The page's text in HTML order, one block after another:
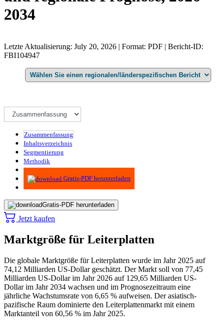
2034
Letzte Aktualisierung: July 20, 2026 | Format: PDF | Bericht-ID:
FBI104947
Zusammenfassung
Inhaltsverzeichnis
Segmentierung
Methodik
Infografiken
Gratis-PDF herunterladen
Gratis-PDF herunterladen
Jetzt kaufen
Marktgröße für Leiterplatten
Die globale Marktgröße für Leiterplatten wurde im Jahr 2025 auf
74,12 Milliarden US-Dollar geschätzt. Der Markt soll von 77,45
Milliarden US-Dollar im Jahr 2026 auf 129,65 Milliarden US-
Dollar im Jahr 2034 wachsen und im Prognosezeitraum eine
jährliche Wachstumsrate von 6,65 % aufweisen. Der asiatisch-
pazifische Raum dominierte den Leiterplattenmarkt mit einem
Marktanteil von 60,56 % im Jahr 2025.